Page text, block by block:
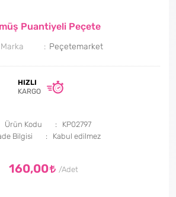
Puantiyeli Peçete
Marka Peçetemarket
HIZLI
KARGO
Ürün Kodu
KP02797
Bilgisi
160,00